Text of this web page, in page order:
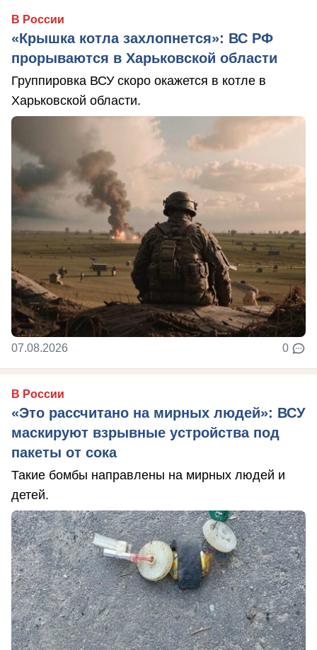
В России
«Крышка котла захлопнется»: ВС РФ
прорываются в Харьковской области
Группировка ВСУ скоро окажется в котле в
Харьковской области.
07.08.2026 0
В России
«Это рассчитано на мирных людей»: ВСУ
маскируют взрывные устройства под
пакеты от сока
Такие бомбы направлены на мирных людей и
детей.